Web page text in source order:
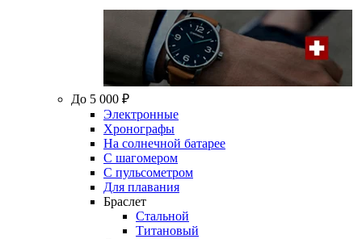
До 5 000 ₽
Электронные
Хронографы
На солнечной батарее
С шагомером
С пульсометром
Для плавания
Браслет
Стальной
Титановый